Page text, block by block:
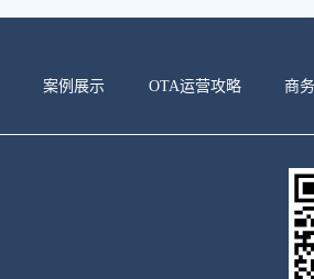
案例展示 OTA运营攻略 商